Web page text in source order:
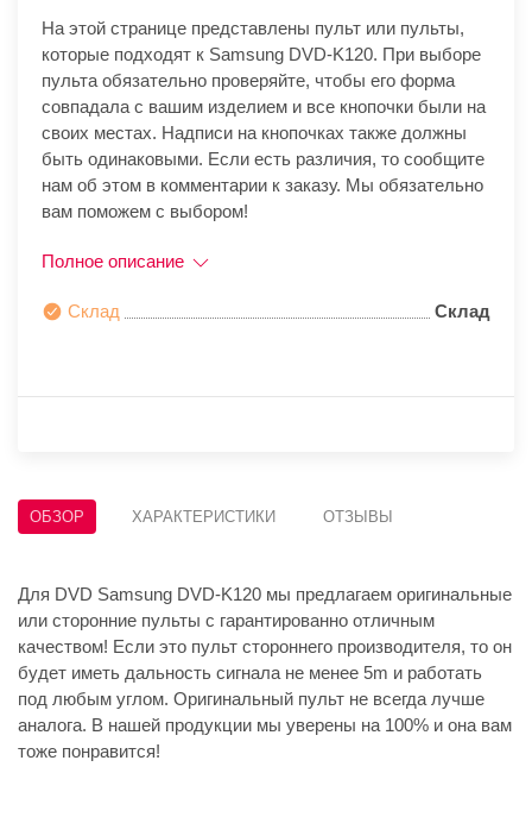
На этой странице представлены пульт или пульты,
которые подходят к Samsung DVD-K120. При выборе
пульта обязательно проверяйте, чтобы его форма
совпадала с вашим изделием и все кнопочки были на
своих местах. Надписи на кнопочках также должны
быть одинаковыми. Если есть различия, то сообщите
нам об этом в комментарии к заказу. Мы обязательно
вам поможем с выбором!
Полное описание
Склад Склад
ОБЗОР ХАРАКТЕРИСТИКИ ОТЗЫВЫ
Для DVD Samsung DVD-K120 мы предлагаем оригинальные
или сторонние пульты с гарантированно отличным
качеством! Если это пульт стороннего производителя, то он
будет иметь дальность сигнала не менее 5m и работать
под любым углом. Оригинальный пульт не всегда лучше
аналога. В нашей продукции мы уверены на 100% и она вам
тоже понравится!